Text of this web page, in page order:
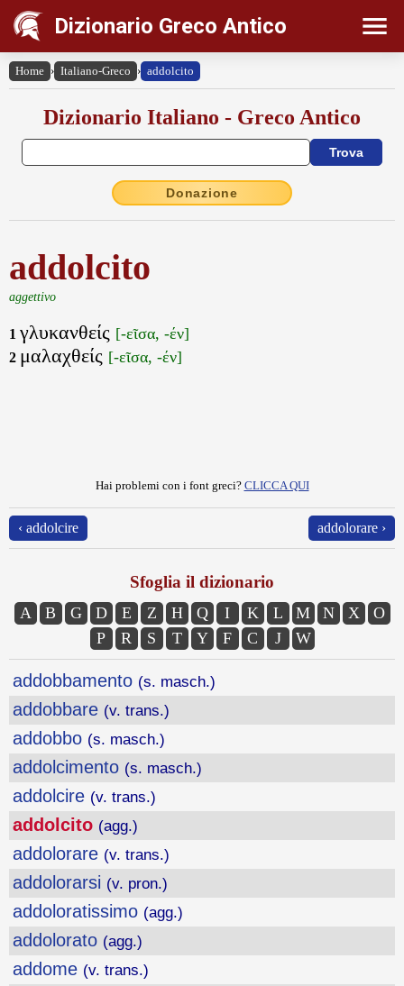
Dizionario Greco Antico
Home › Italiano-Greco › addolcito
Dizionario Italiano - Greco Antico
Donazione
addolcito
aggettivo
1 γλυκανθείς [-εῖσα, -έν]
2 μαλαχθείς [-εῖσα, -έν]
Hai problemi con i font greci? CLICCA QUI
‹ addolcire addolorare ›
Sfoglia il dizionario
A B G D E Z H Q I K L M N X
O
P
R S T Y F C J W
addobbamento (s. masch.)
addobbare (v. trans.)
addobbo (s. masch.)
addolcimento (s. masch.)
addolcire (v. trans.)
addolcito (agg.)
addolorare (v. trans.)
addolorarsi (v. pron.)
addoloratissimo (agg.)
addolorato (agg.)
addome (v. trans.)